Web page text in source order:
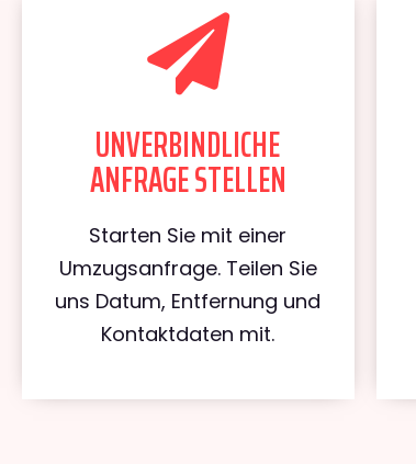
UNVERBINDLICHE
ANFRAGE STELLEN
Starten Sie mit einer
Umzugsanfrage. Teilen Sie
uns Datum, Entfernung und
Kontaktdaten mit.